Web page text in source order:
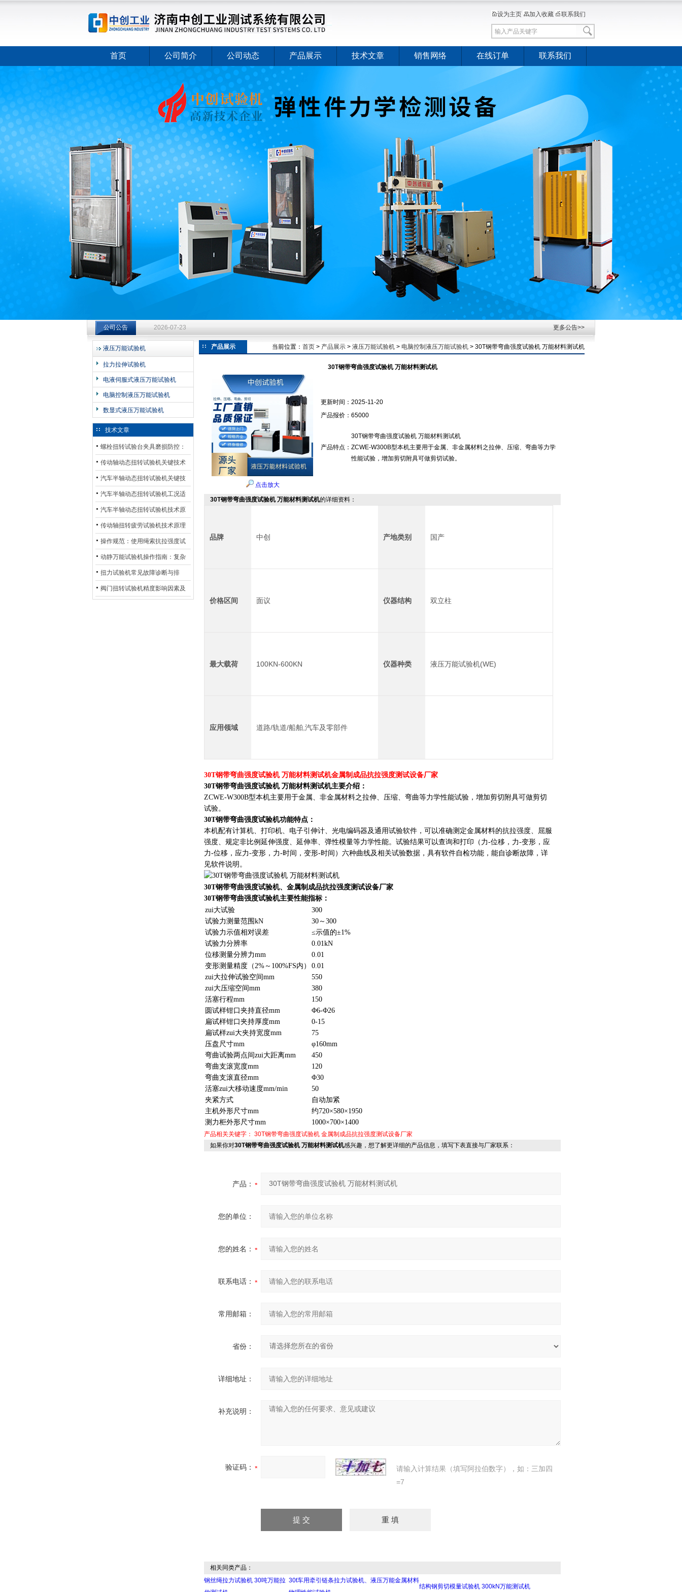
济南中创工业测试系统有限公司
设为主页 加入收藏 联系我们
首页 公司简介 公司动态 产品展示 技术文章 销售网络 在线订单 联系我们
公司公告 2026-07-23
钻杆扭转试验台选型指南：从额定扭矩到加载频率的工况适配逻辑
2026-07-23
钻杆扭转试验台选型指南：从额定扭矩到加载频率的工况适配逻辑
2026-07-23
更多公告>>
液压万能试验机
拉力拉伸试验机
电液伺服式液压万能试验机
电脑控制液压万能试验机
数显式液压万能试验机
技术文章
螺栓扭转试验台夹具磨损防控：
材质选型与表面处理的耐用性优
化
传动轴动态扭转试验机关键技术
及产业落地应用
汽车半轴动态扭转试验机关键技
术及产业落地应用
汽车半轴动态扭转试验机工况适
配与质控应用探析
汽车半轴动态扭转试验机技术原
理与行业应用
传动轴扭转疲劳试验机技术原理
与行业应用
操作规范：使用绳索抗拉强度试
验机的完整测试步骤
动静万能试验机操作指南：复杂
动态测试的标准化流程
扭力试验机常见故障诊断与排
除：从传感器信号异常到机械传
阀门扭转试验机精度影响因素及
产品展示 当前位置： 首页 > 产品展示 > 液压万能试验机 > 电脑控制液压万能试验机 > 30T钢带弯曲强度试验机 万能材料测试机
30T钢带弯曲强度试验机 万能材料测试机
点击放大
更新时间： 2025-11-20
产品报价： 65000
产品特点：
30T钢带弯曲强度试验机 万能材料测试机
ZCWE-W300B型本机主要用于金属、非金属材料之拉伸、压缩、弯曲等力学
性能试验，增加剪切附具可做剪切试验。
30T钢带弯曲强度试验机 万能材料测试机的详细资料：
品牌 中创 产地类别 国产
价格区间 面议 仪器结构 双立柱
最大载荷 100KN-600KN 仪器种类 液压万能试验机(WE)
应用领域 道路/轨道/船舶,汽车及零部件
30T钢带弯曲强度试验机 万能材料测试机金属制成品抗拉强度测试设备厂家
30T钢带弯曲强度试验机 万能材料测试机主要介绍：
ZCWE-W300B型本机主要用于金属、非金属材料之拉伸、压缩、弯曲等力学性能试验，增加剪切附具可做剪切
试验。
30T钢带弯曲强度试验机功能特点：
本机配有计算机、打印机、电子引伸计、光电编码器及通用试验软件，可以准确测定金属材料的抗拉强度、屈服
强度、规定非比例延伸强度、延伸率、弹性模量等力学性能。试验结果可以查询和打印（力-位移，力-变形，应
力-位移，应力-变形，力-时间，变形-时间）六种曲线及相关试验数据，具有软件自检功能，能自诊断故障，详
见软件说明。
30T钢带弯曲强度试验机、金属制成品抗拉强度测试设备厂家
30T钢带弯曲强度试验机主要性能指标：
zui大试验
300
试验力测量范围kN
30～300
试验力示值相对误差
≤示值的±1%
试验力分辨率
0.01kN
位移测量分辨力mm
0.01
变形测量精度（2%～100%FS内）
0.01
zui大拉伸试验空间mm
550
zui大压缩空间mm
380
活塞行程mm
150
圆试样钳口夹持直径mm
Φ6-Φ26
扁试样钳口夹持厚度mm
0-15
扁试样zui大夹持宽度mm
75
压盘尺寸mm
φ160mm
弯曲试验两点间zui大距离mm
450
弯曲支滚宽度mm
120
弯曲支滚直径mm
Φ30
活塞zui大移动速度mm/min
50
夹紧方式
自动加紧
主机外形尺寸mm
约720×580×1950
测力柜外形尺寸mm
1000×700×1400
产品相关关键字： 30T钢带弯曲强度试验机 金属制成品抗拉强度测试设备厂家
如果你对30T钢带弯曲强度试验机 万能材料测试机感兴趣，想了解更详细的产品信息，填写下表直接与厂家联系：
产品：
您的单位：
您的姓名：
联系电话：
常用邮箱：
省份：
详细地址：
补充说明：
验证码：
请输入计算结果（填写阿拉伯数字），如：三加四
=7
相关同类产品：
钢丝绳拉力试验机 30吨万能拉 30t车用牵引链条拉力试验机、液压万能金属材料
结构钢剪切模量试验机 300kN万能测试机